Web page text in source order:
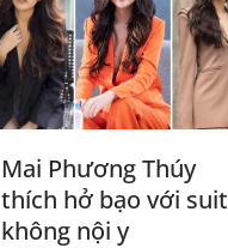
Mai Phương Thúy
thích hở bạo với suit
không nội y